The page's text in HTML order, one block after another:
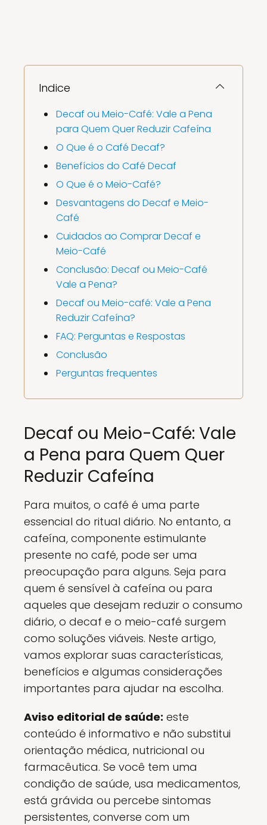
Indice
Decaf ou Meio-Café: Vale a Pena
para Quem Quer Reduzir Cafeína
O Que é o Café Decaf?
Benefícios do Café Decaf
O Que é o Meio-Café?
Desvantagens do Decaf e Meio-
Café
Cuidados ao Comprar Decaf e
Meio-Café
Conclusão: Decaf ou Meio-Café
Vale a Pena?
Decaf ou Meio-café: Vale a Pena
Reduzir Cafeína?
FAQ: Perguntas e Respostas
Conclusão
Perguntas frequentes
Decaf ou Meio-Café: Vale
a Pena para Quem Quer
Reduzir Cafeína
Para muitos, o café é uma parte
essencial do ritual diário. No entanto, a
cafeína, componente estimulante
presente no café, pode ser uma
preocupação para alguns. Seja para
quem é sensível à cafeína ou para
aqueles que desejam reduzir o consumo
diário, o decaf e o meio-café surgem
como soluções viáveis. Neste artigo,
vamos explorar suas características,
benefícios e algumas considerações
importantes para ajudar na escolha.
Aviso editorial de saúde: este
conteúdo é informativo e não substitui
orientação médica, nutricional ou
farmacêutica. Se você tem uma
condição de saúde, usa medicamentos,
está grávida ou percebe sintomas
persistentes, converse com um